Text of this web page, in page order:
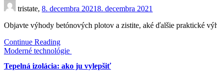
tristate, 8. decembra 20218. decembra 2021
Objavte výhody betónových plotov a zistite, aké ďalšie praktické
Continue Reading
Moderné technológie
Tepelná izolácia: ako ju vylepšiť